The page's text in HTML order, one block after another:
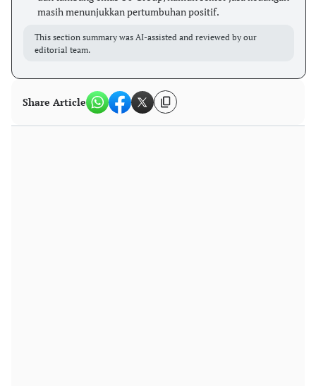
masih menunjukkan pertumbuhan positif.
This section summary was AI-assisted and reviewed by our
editorial team.
Share Article